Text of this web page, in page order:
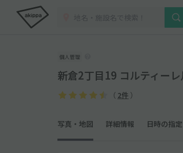
個人管理
新倉2丁目19 コルティー
（ 2件 ）
写真・地図 詳細情報 日時の指定